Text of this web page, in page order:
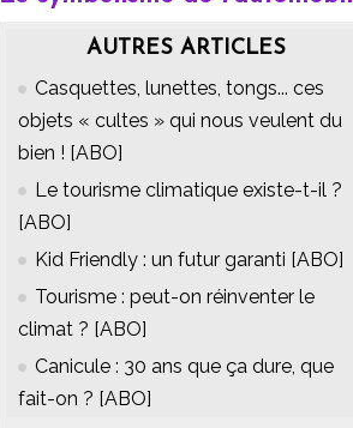
AUTRES ARTICLES
Casquettes, lunettes, tongs... ces
objets « cultes » qui nous veulent du
bien ! [ABO]
Le tourisme climatique existe-t-il ?
[ABO]
Kid Friendly : un futur garanti [ABO]
Tourisme : peut-on réinventer le
climat ? [ABO]
Canicule : 30 ans que ça dure, que
fait-on ? [ABO]